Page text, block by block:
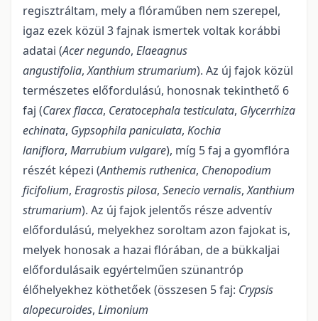
regisztráltam, mely a flóraműben nem szerepel,
igaz ezek közül 3 fajnak ismertek voltak korábbi
adatai (Acer negundo, Elaeagnus
angustifolia,Xanthium strumarium). Az új fajok közül
természetes előfordulású, honosnak tekinthető 6
faj (Carex flacca, Ceratocephala testiculata, Glycerrhiza
echinata, Gypsophila paniculata, Kochia
laniflora, Marrubium vulgare), míg 5 faj a gyomflóra
részét képezi (Anthemis ruthenica, Chenopodium
ficifolium, Eragrostis pilosa, Senecio vernalis,Xanthium
strumarium). Az új fajok jelentős része adventív
előfordulású, melyekhez soroltam azon fajokat is,
melyek honosak a hazai flórában, de a bükkaljai
előfordulásaik egyértelműen szünantróp
élőhelyekhez köthetőek (összesen 5 faj: Crypsis
alopecuroides, Limonium